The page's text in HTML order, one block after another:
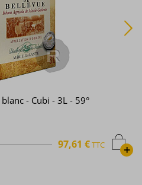
- Cubi - 3L - 59°
+
97,61 €TTC